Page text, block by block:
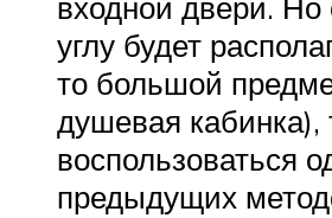
входной двери. Но
углу будет
то большой
душевая
воспользоваться
предыдущих